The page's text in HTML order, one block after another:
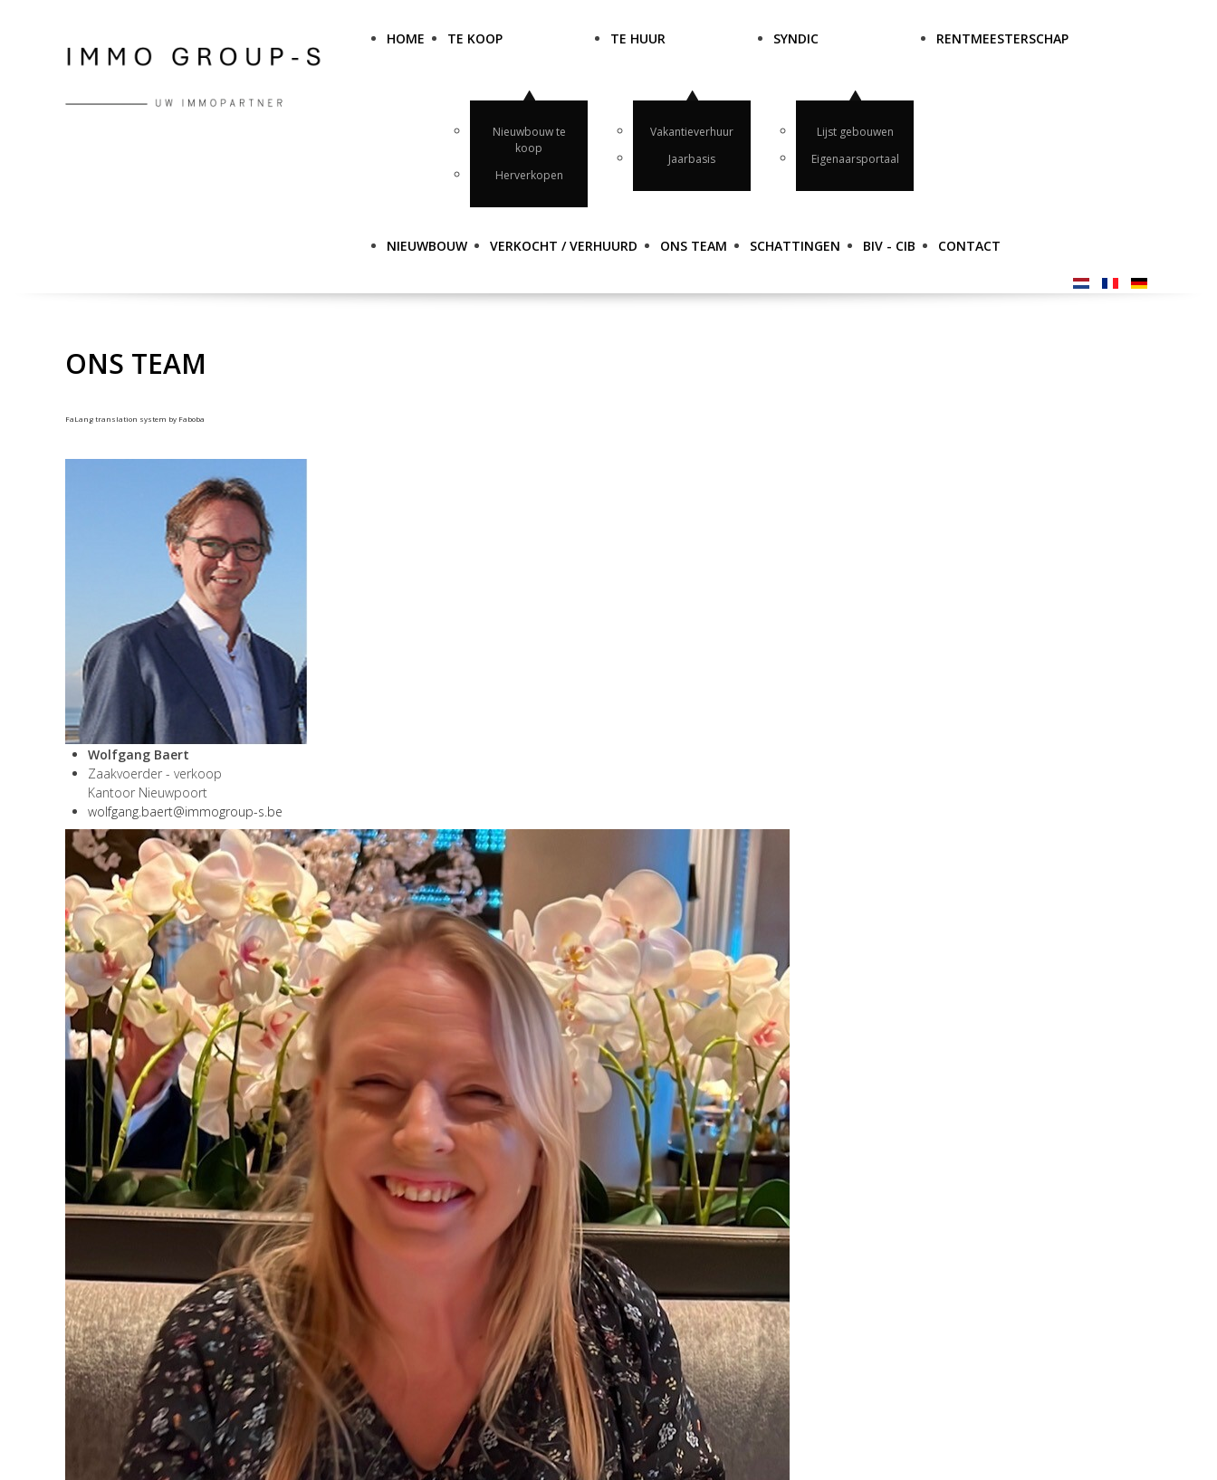
HOME TE KOOP
Nieuwbouw te
koop
Herverkopen
TE HUUR
Vakantieverhuur
Jaarbasis
SYNDIC
Lijst gebouwen
Eigenaarsportaal
RENTMEESTERSCHAP
NIEUWBOUW VERKOCHT / VERHUURD ONS TEAM SCHATTINGEN BIV - CIB CONTACT
ONS TEAM
FaLang translation system by Faboba
Wolfgang Baert
Zaakvoerder - verkoop
Kantoor Nieuwpoort
wolfgang.baert@immogroup-s.be